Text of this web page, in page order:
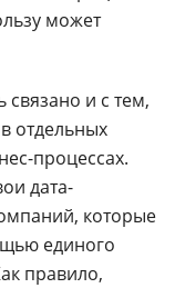
может
и с тем,
отдельных
процессах.
дата-
которые
единого
правило,